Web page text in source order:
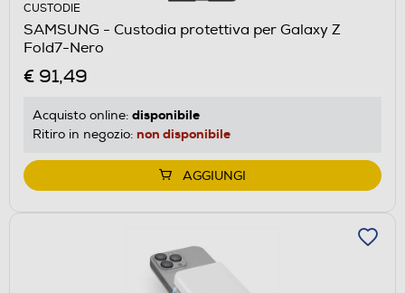
CUSTODIE
SAMSUNG - Custodia protettiva per Galaxy Z
Fold7-Nero
€ 91,49
Acquisto online: disponibile
Ritiro in negozio: non disponibile
AGGIUNGI